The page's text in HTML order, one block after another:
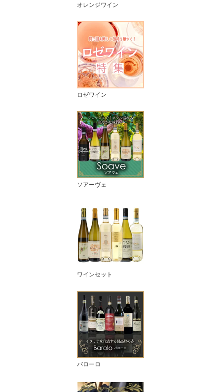
オレンジワイン
ロゼワイン
ソアーヴェ
ワインセット
バローロ